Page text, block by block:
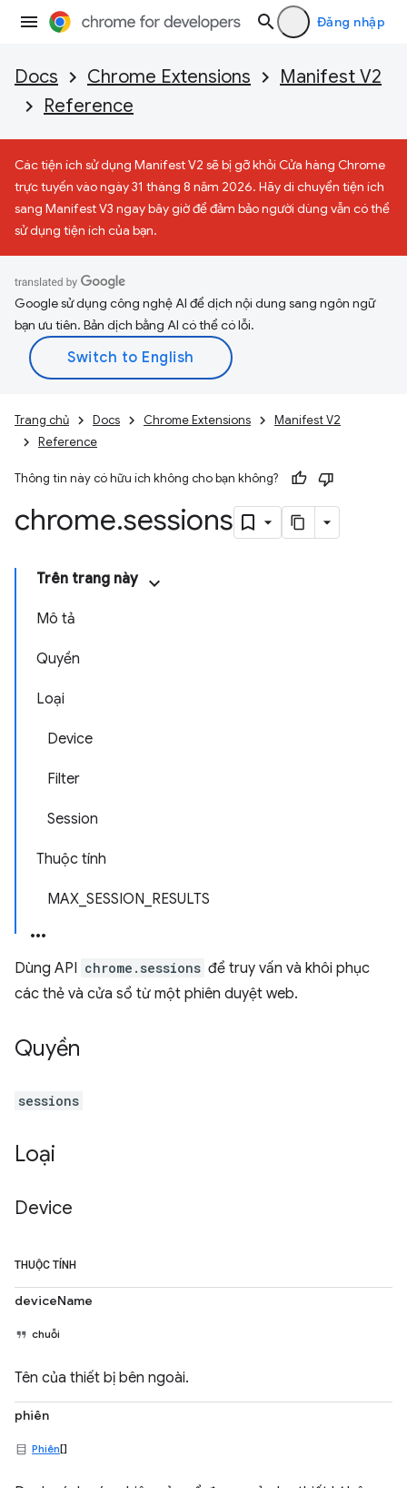
Đăng nhập
Docs Chrome Extensions
Manifest V2
Reference
Các tiện ích sử dụng Manifest V2 sẽ bị gỡ khỏi Cửa hàng Chrome
trực tuyến vào ngày 31 tháng 8 năm 2026. Hãy di chuyển tiện ích
sang Manifest V3 ngay bây giờ để đảm bảo người dùng vẫn có thể
sử dụng tiện ích của bạn.
Google sử dụng công nghệ AI để dịch nội dung sang ngôn ngữ
bạn ưu tiên. Bản dịch bằng AI có thể có lỗi.
Trang chủ Docs Chrome Extensions
Manifest V2
Reference
Thông tin này có hữu ích không cho bạn không?
chrome.sessions
Trên trang này
Mô tả
Quyền
Loại
Device
Filter
Session
Thuộc tính
MAX_SESSION_RESULTS
Dùng API chrome.sessions để truy vấn và khôi phục
các thẻ và cửa sổ từ một phiên duyệt web.
Quyền
sessions
Loại
Device
THUỘC TÍNH
deviceName
chuỗi
Tên của thiết bị bên ngoài.
phiên
Phiên[]